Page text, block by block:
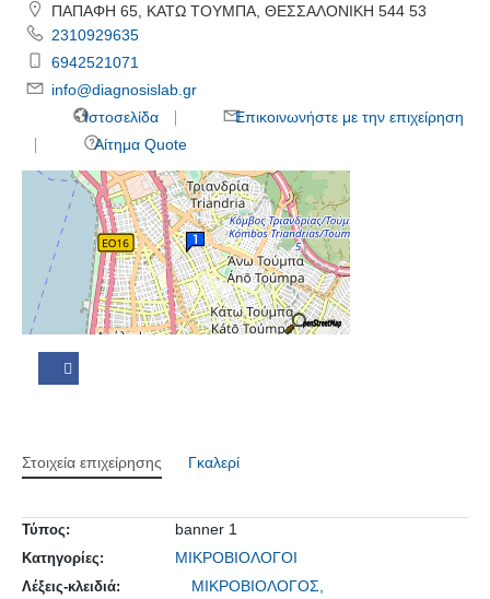
ΠΑΠΑΦΗ 65, ΚΑΤΩ ΤΟΥΜΠΑ, ΘΕΣΣΑΛΟΝΙΚΗ 544 53
2310929635
6942521071
info@diagnosislab.gr
Ιστοσελίδα
Επικοινωνήστε με την επιχείρηση
Αίτημα Quote
Στοιχεία επιχείρησης Γκαλερί
Τύπος: banner 1
Κατηγορίες: ΜΙΚΡΟΒΙΟΛΟΓΟΙ
Λέξεις-κλειδιά:
ΜΙΚΡΟΒΙΟΛΟΓΟΣ,